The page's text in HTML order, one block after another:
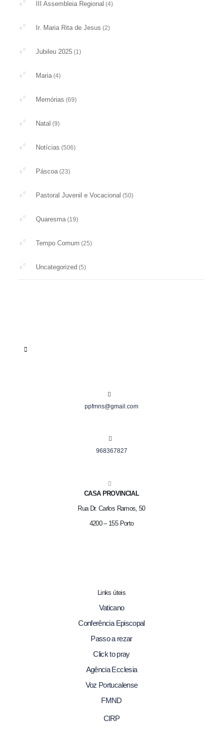
III Assembleia Regional (4)
Ir. Maria Rita de Jesus (2)
Jubileu 2025 (1)
Maria(4)
Memórias (69)
Natal (9)
Notícias (506)
Páscoa(23)
Pastoral Juvenil e Vocacional (50)
Quaresma(19)
Tempo Comum (25)
Uncategorized (5)
ppfmns@gmail.com
968367827
CASA PROVINCIAL
Rua Dr. Carlos Ramos, 50
4200 – 155 Porto
Links úteis
Vaticano
Conferência Episcopal
Passo a rezar
Click to pray
Agência Ecclesia
Voz Portucalense
FMND
CIRP